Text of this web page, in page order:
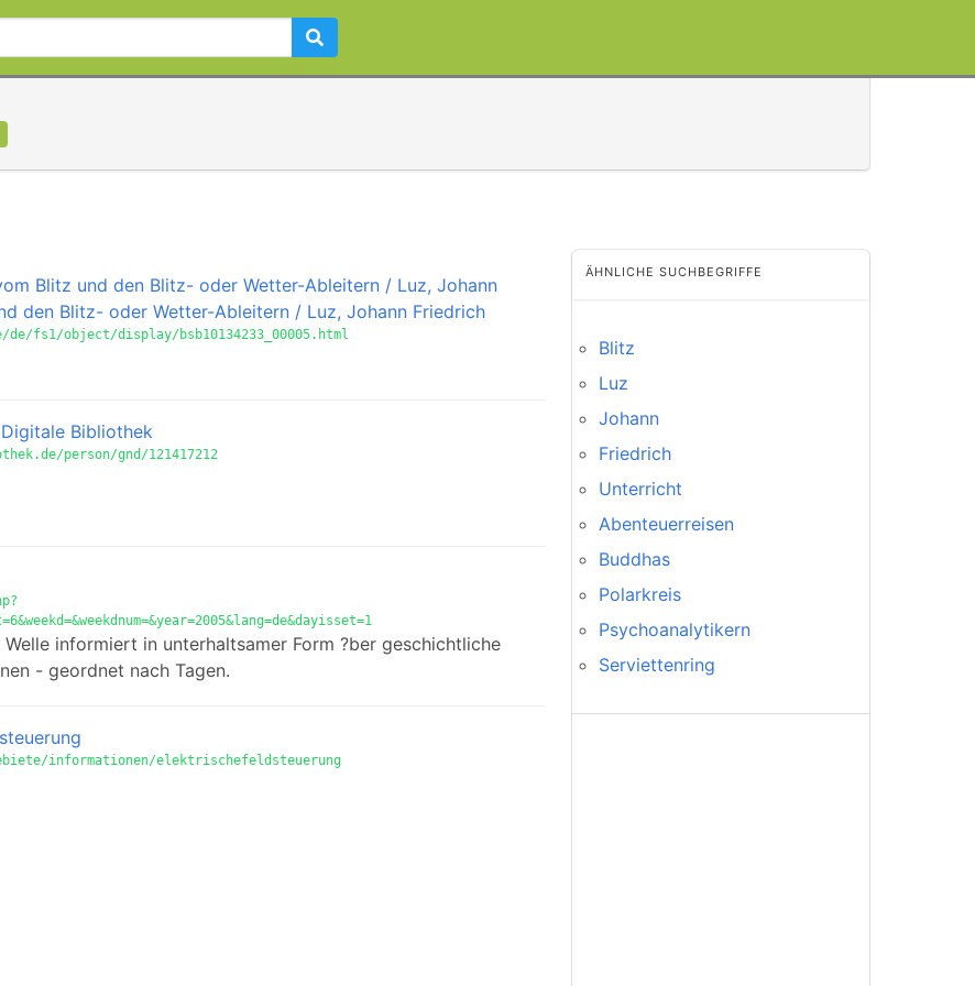
Blitz und den Blitz- oder Wetter-Ableitern / Luz, Johann
den Blitz- oder Wetter-Ableitern / Luz, Johann Friedrich
fs1/object/display/bsb10134233_00005.html
Bibliothek
person/gnd/121417212
informiert in unterhaltsamer Form ?ber geschichtliche
- geordnet nach Tagen.
informationen/elektrischefeldsteuerung
ÄHNLICHE SUCHBEGRIFFE
Blitz
Luz
Johann
Friedrich
Unterricht
Abenteuerreisen
Buddhas
Polarkreis
Psychoanalytikern
Serviettenring